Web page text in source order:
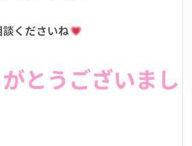
くださいね
とうございまし